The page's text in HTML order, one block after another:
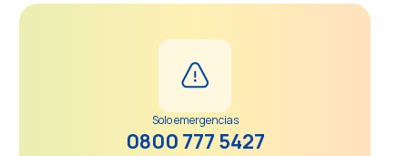
Solo emergencias
0800 777 5427